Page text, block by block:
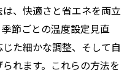
、快適さと省エネを両立
節ごとの温度設定見直
た細かな調整、そして自
れます。これらの方法を